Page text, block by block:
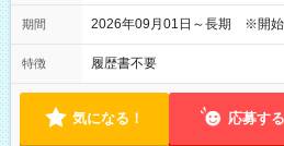
期間 2026年09月01日～長期 ※開
特徴 履歴書不要
気になる！ 応募する